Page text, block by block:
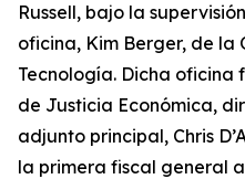
Russell, bajo la
oficina, Kim Berger, de
Tecnología. Dicha oficina
de Justicia Económica,
adjunto principal, Chris
la primera fiscal general